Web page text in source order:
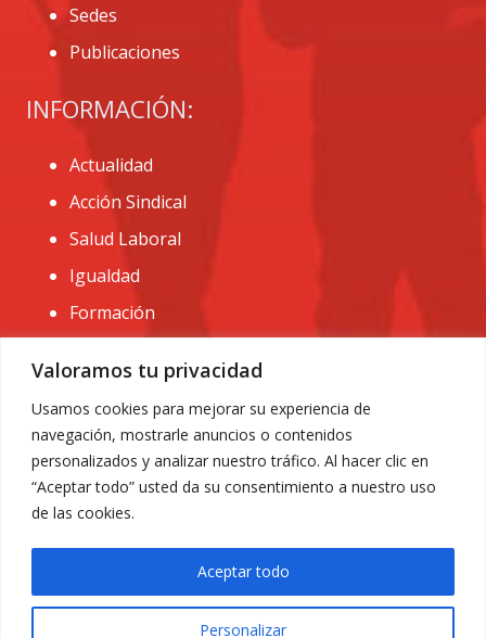
Valoramos tu privacidad
Usamos cookies para mejorar su experiencia de
navegación, mostrarle anuncios o contenidos
personalizados y analizar nuestro tráfico. Al hacer clic en
“Aceptar todo” usted da su consentimiento a nuestro uso
de las cookies.
Personalizar
Aceptar todo
Sedes
Publicaciones
INFORMACIÓN:
Actualidad
Acción Sindical
Salud Laboral
Igualdad
Formación
CONTACTO:
administracion@usomurcia.org
968 25 01 20
C/ Huerto de las bombas nº6. 30009 Murcia